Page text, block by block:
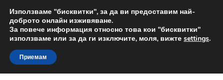
ДОСТАВКА от 12 лв.
Доставка по целия свят
Skip
to
navigation
Skip
to
content
Използваме "бисквитки", за да ви предоставим най-
доброто онлайн изживяване.
За повече информация относно това кои "бисквитки"
използваме или за да ги изключите, моля, вижте settings.
Приемам